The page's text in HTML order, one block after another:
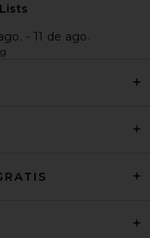
- 11 de ago.